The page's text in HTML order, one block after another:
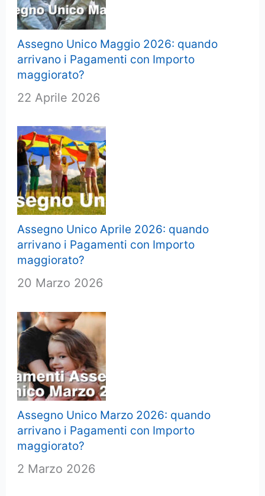
Assegno Unico Maggio 2026: quando
arrivano i Pagamenti con Importo
maggiorato?
22 Aprile 2026
Assegno Unico Aprile 2026: quando
arrivano i Pagamenti con Importo
maggiorato?
20 Marzo 2026
Assegno Unico Marzo 2026: quando
arrivano i Pagamenti con Importo
maggiorato?
2 Marzo 2026